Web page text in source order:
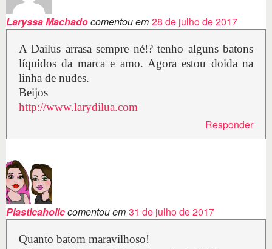
Laryssa Machadocomentou em 28 de julho de 2017
A Dailus arrasa sempre né!? tenho alguns batons
líquidos da marca e amo. Agora estou doida na
linha de nudes.
Beijos
http://www.larydilua.com
Responder
Plasticaholiccomentou em 31 de julho de 2017
Quanto batom maravilhoso!